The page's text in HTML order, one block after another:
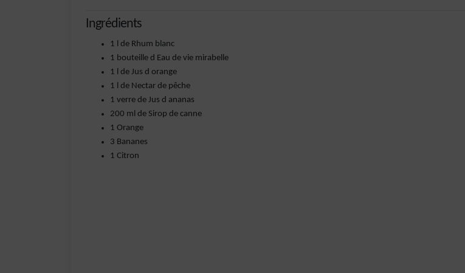
Ingrédients
1 l de Rhum blanc
1 bouteille d Eau de vie mirabelle
1 l de Jus d orange
1 l de Nectar de pêche
1 verre de Jus d ananas
200 ml de Sirop de canne
1 Orange
3 Bananes
1 Citron